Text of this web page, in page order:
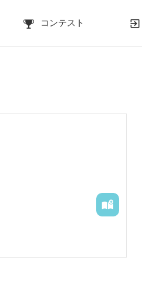
コンテスト